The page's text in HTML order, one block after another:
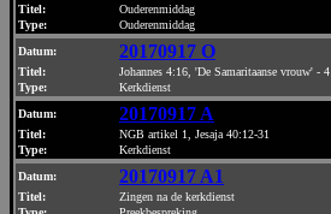
Titel:
Ouderenmiddag
Type:
Ouderenmiddag
Datum: 20170917 O
Titel:
Johannes 4:16, 'De Samaritaanse vrouw' - 4
Type:
Kerkdienst
Datum: 20170917 A
Titel:
NGB artikel 1, Jesaja 40:12-31
Type:
Kerkdienst
Datum: 20170917 A1
Titel:
Zingen na de kerkdienst